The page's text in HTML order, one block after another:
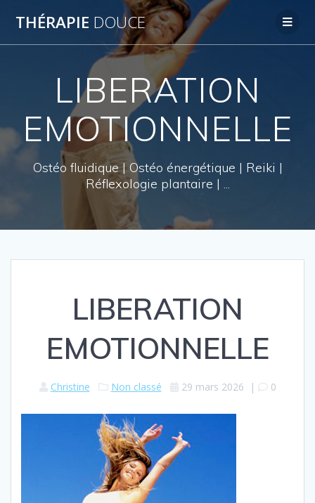
THÉRAPIE DOUCE
LIBERATION
EMOTIONNELLE
Ostéo fluidique | Ostéo énergétique | Reiki |
Réflexologie plantaire | ...
LIBERATION
EMOTIONNELLE
Christine Non classé 29 mars 2026 | 0